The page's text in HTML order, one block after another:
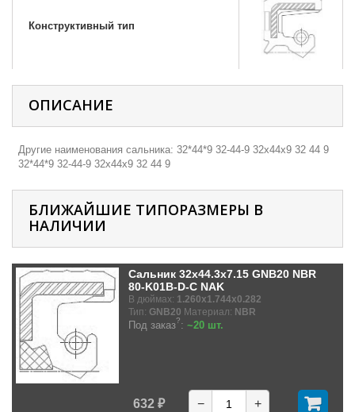
Конструктивный тип
ОПИСАНИЕ
Другие наименования сальника: 32*44*9 32-44-9 32х44х9 32 44 9
32*44*9 32-44-9 32х44х9 32 44 9
БЛИЖАЙШИЕ ТИПОРАЗМЕРЫ В
НАЛИЧИИ
Сальник 32x44.3x7.15 GNB20 NBR
80-K01B-D-C NAK
В дюймах: 1.260x1.744x0.282
Тип: GNB20 Материал: NBR
Под заказ?: ~20 шт.
632 ₽ − +